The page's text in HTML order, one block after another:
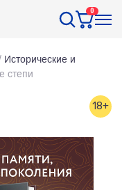
0
Исторические и
степи
18+